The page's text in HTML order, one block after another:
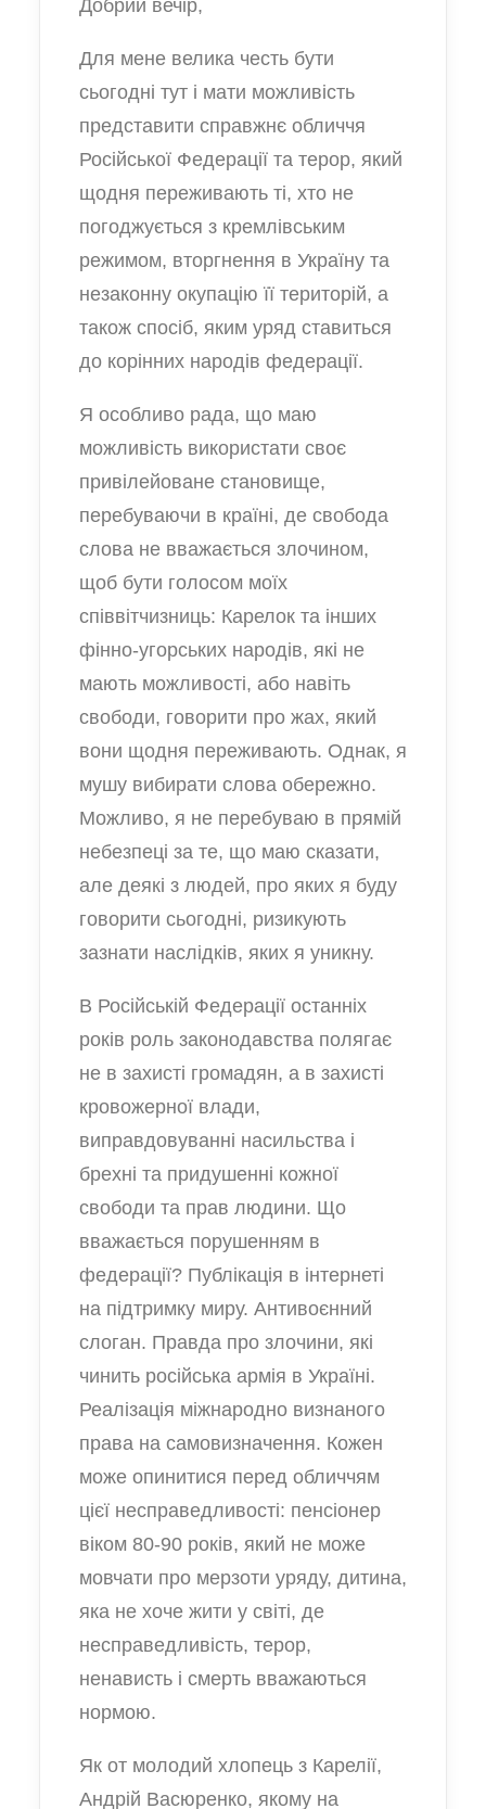
Добрий вечір,
Для мене велика честь бути
сьогодні тут і мати можливість
представити справжнє обличчя
Російської Федерації та терор, який
щодня переживають ті, хто не
погоджується з кремлівським
режимом, вторгнення в Україну та
незаконну окупацію її територій, а
також спосіб, яким уряд ставиться
до корінних народів федерації.
Я особливо рада, що маю
можливість використати своє
привілейоване становище,
перебуваючи в країні, де свобода
слова не вважається злочином,
щоб бути голосом моїх
співвітчизниць: Карелок та інших
фінно-угорських народів, які не
мають можливості, або навіть
свободи, говорити про жах, який
вони щодня переживають. Однак, я
мушу вибирати слова обережно.
Можливо, я не перебуваю в прямій
небезпеці за те, що маю сказати,
але деякі з людей, про яких я буду
говорити сьогодні, ризикують
зазнати наслідків, яких я уникну.
В Російській Федерації останніх
років роль законодавства полягає
не в захисті громадян, а в захисті
кровожерної влади,
виправдовуванні насильства і
брехні та придушенні кожної
свободи та прав людини. Що
вважається порушенням в
федерації? Публікація в інтернеті
на підтримку миру. Антивоєнний
слоган. Правда про злочини, які
чинить російська армія в Україні.
Реалізація міжнародно визнаного
права на самовизначення. Кожен
може опинитися перед обличчям
цієї несправедливості: пенсіонер
віком 80-90 років, який не може
мовчати про мерзоти уряду, дитина,
яка не хоче жити у світі, де
несправедливість, терор,
ненависть і смерть вважаються
нормою.
Як от молодий хлопець з Карелії,
Андрій Васюренко, якому на